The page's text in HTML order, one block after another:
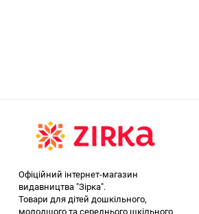
Офіційний інтернет-магазин
видавництва "Зірка".
Товари для дітей дошкільного,
молодшого та середнього шкільного